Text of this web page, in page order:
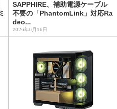
SAPPHIRE、補助電源ケーブル
不要の「PhantomLink」対応Ra
deo...
2026年6月16日